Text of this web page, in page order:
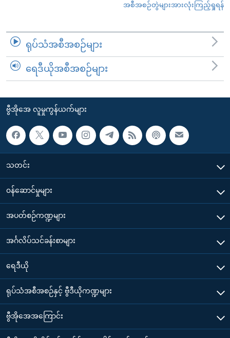
အစီအစဉ်တွဲများအားလုံးကြည့်ရှုရန်
ရုပ်သံအစီအစဉ်များ
ရေဒီယိုအစီအစဉ်များ
ဗွီအိုအေ လူမှုကွန်ယက်များ
သတင်း
၀န်ဆောင်မှုများ
အပတ်စဉ်ကဏ္ဍများ
အင်္ဂလိပ်သင်ခန်းစာများ
ရေဒီယို
ရုပ်သံအစီအစဉ်နှင့် ဗွီဒီယိုကဏ္ဍများ
ဗွီအိုအေအကြောင်း